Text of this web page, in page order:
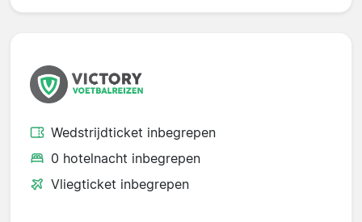
Wedstrijdticket inbegrepen
0 hotelnacht inbegrepen
Vliegticket inbegrepen